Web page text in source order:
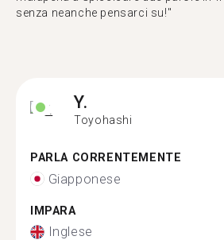
senza neanche pensarci su!"
Y.
Toyohashi
PARLA CORRENTEMENTE
Giapponese
IMPARA
Inglese